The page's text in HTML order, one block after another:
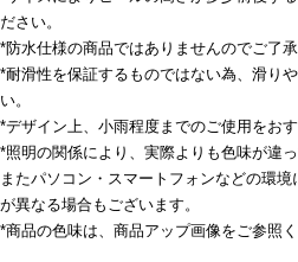
ださい。
*防水仕様の商品ではありませんのでご了承
*耐滑性を保証するものではない為、滑り
い。
*デザイン上、小雨程度までのご使用をおす
*照明の関係により、実際よりも色味が違
またパソコン・スマートフォンなどの環
が異なる場合もございます。
*商品の色味は、商品アップ画像をご参照く